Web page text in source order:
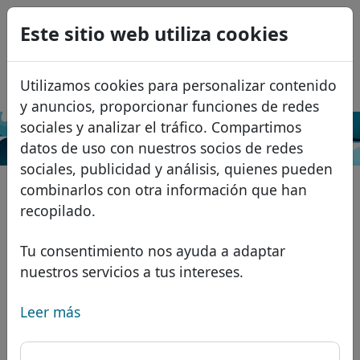
Este sitio web utiliza cookies
Utilizamos cookies para personalizar contenido
y anuncios, proporcionar funciones de redes
sociales y analizar el tráfico. Compartimos
datos de uso con nuestros socios de redes
sociales, publicidad y análisis, quienes pueden
combinarlos con otra información que han
recopilado.
Tu consentimiento nos ayuda a adaptar
nuestros servicios a tus intereses.
Leer más
Dominios
Base de datos de dominios
Dominios africanos
Dominios asiáticos
Dominios europeos
Dominios de Oriente Medio
Dominios norteamericanos
Lista de precios
Descuentos
Transferir
Buscar
Servicios
Protección de ID
Alojamiento DNS
WHOIS
USD
EUR
GBP
Français
Italiano
Português
Română
Eesti
Buscar